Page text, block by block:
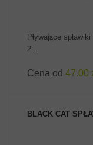
Pływające
2...
Cena od 47.00
BLACK CAT